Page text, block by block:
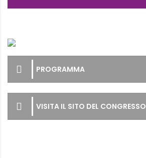
PROGRAMMA
VISITA IL SITO DEL CONGRESSO